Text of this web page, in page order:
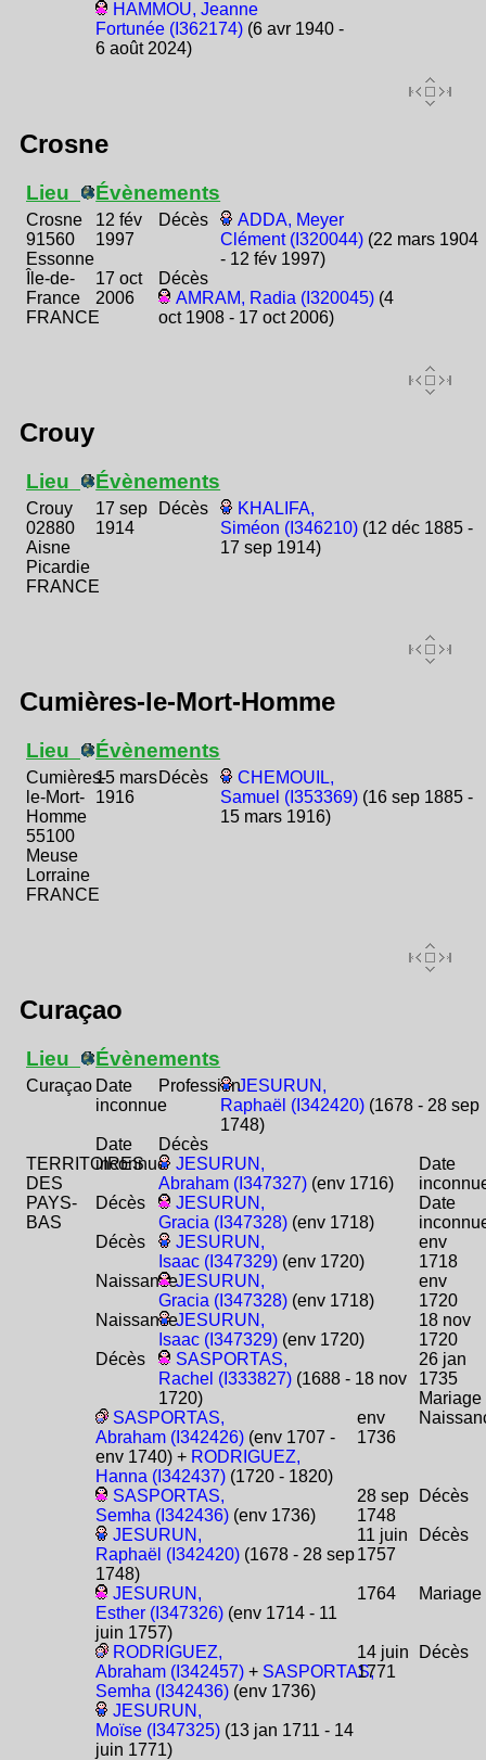
HAMMOU, Jeanne
Fortunée (I362174) (6 avr 1940 -
6 août 2024)
Crosne
Lieu
Crosne
91560
Essonne
Île-de-
France
FRANCE
Évènements
12 fév
1997
Décès
ADDA, Meyer
Clément (I320044) (22 mars 1904
- 12 fév 1997)
17 oct
2006
Décès
AMRAM, Radia (I320045)(4
oct 1908 - 17 oct 2006)
Crouy
Lieu
Crouy
02880
Aisne
Picardie
FRANCE
Évènements
17 sep
1914
Décès
KHALIFA,
Siméon (I346210) (12 déc 1885 -
17 sep 1914)
Cumières-le-Mort-Homme
Lieu
Cumières-
le-Mort-
Homme
55100
Meuse
Lorraine
FRANCE
Évènements
15 mars
1916
Décès
CHEMOUIL,
Samuel (I353369) (16 sep 1885 -
15 mars 1916)
Curaçao
Lieu
Curaçao
TERRITOIRES
DES
PAYS-
BAS
Évènements
Date
inconnue
ProfessionJESURUN,
Raphaël (I342420) (1678 - 28 sep
1748)
Date
inconnue
Décès
JESURUN,
Abraham (I347327)(env 1716)
Date
Décès
JESURUN,
Gracia (I347328)(env 1718)
Date
Décès
JESURUN,
Isaac (I347329)(env 1720)
env
1718
NaissanceJESURUN,
Gracia (I347328)(env 1718)
env
1720
NaissanceJESURUN,
Isaac (I347329)(env 1720)
18 nov
1720
Décès
SASPORTAS,
Rachel (I333827)(1688 - 18 nov
1720)
26 jan
1735
Mariage
SASPORTAS,
Abraham (I342426) (env 1707 -
env 1740) + RODRIGUEZ,
Hanna (I342437) (1720 - 1820)
env
1736
SASPORTAS,
Semha (I342436) (env 1736)
28 sep
1748
Décès
JESURUN,
Raphaël (I342420) (1678 - 28 sep
1748)
11 juin
1757
Décès
JESURUN,
Esther (I347326) (env 1714 - 11
juin 1757)
1764 Mariage
RODRIGUEZ,
Abraham (I342457) + SASPORTAS,
Semha (I342436) (env 1736)
14 juin
1771
Décès
JESURUN,
Moïse (I347325) (13 jan 1711 - 14
juin 1771)